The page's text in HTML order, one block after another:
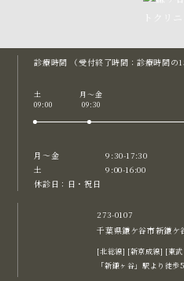
診療時間 （受付終了時間：診療時間の
土
09:00
月〜金
09:30
月〜金
9:30-17:30
土
9:00-16:00
休診日：日・祝日
273-0107
千葉県鎌ケ谷市新鎌ケ
[北総線] [新京成線] [東
「新鎌ヶ谷」駅より徒歩